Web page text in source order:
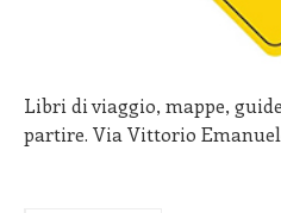
Libri di viaggio, mappe,
partire. Via Vittorio